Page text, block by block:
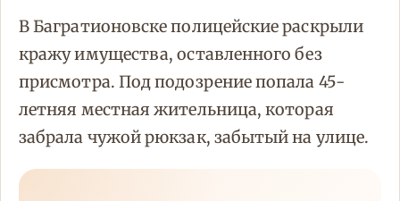
В Багратионовске полицейские раскрыли
кражу имущества, оставленного без
присмотра. Под подозрение попала 45-
летняя местная жительница, которая
забрала чужой рюкзак, забытый на улице.